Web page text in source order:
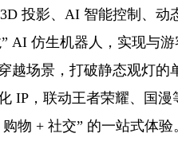
投影、AI 智能控制、
AI 仿生机器人，实现与
越场景，打破静态观灯
IP，联动王者荣耀、国
物 + 社交” 的一站式体